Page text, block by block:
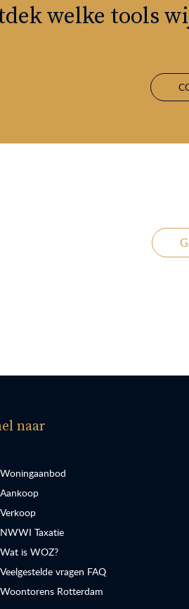
welke tools
naar
Woningaanbod
Aankoop
Verkoop
NWWI Taxatie
Wat is WOZ?
Veelgestelde vragen FAQ
Woontorens Rotterdam